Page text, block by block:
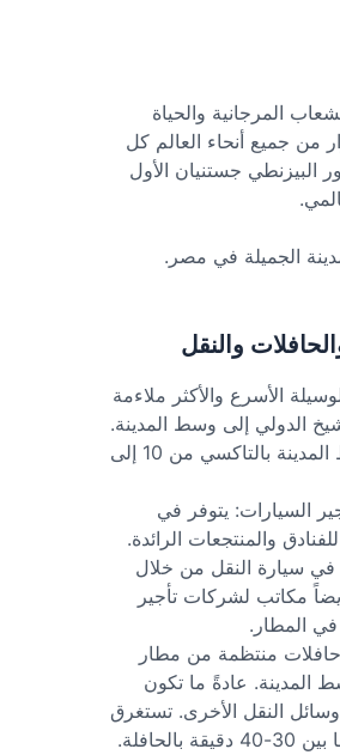
المرجانية والحياة
من جميع أنحاء العالم كل
البيزنطي جستنيان الأول
الجميلة في مصر.
والنقل
الأسرع والأكثر ملاءمة
الدولي إلى وسط المدينة.
يستغرق الوصول إلى وسط المدينة بالتاكسي من 10 إلى
السيارات: يتوفر في
والمنتجعات الرائدة.
سيارة النقل من خلال
مكاتب لشركات تأجير
في المطار.
منتظمة من مطار
المدينة. عادةً ما تكون
النقل الأخرى. تستغرق